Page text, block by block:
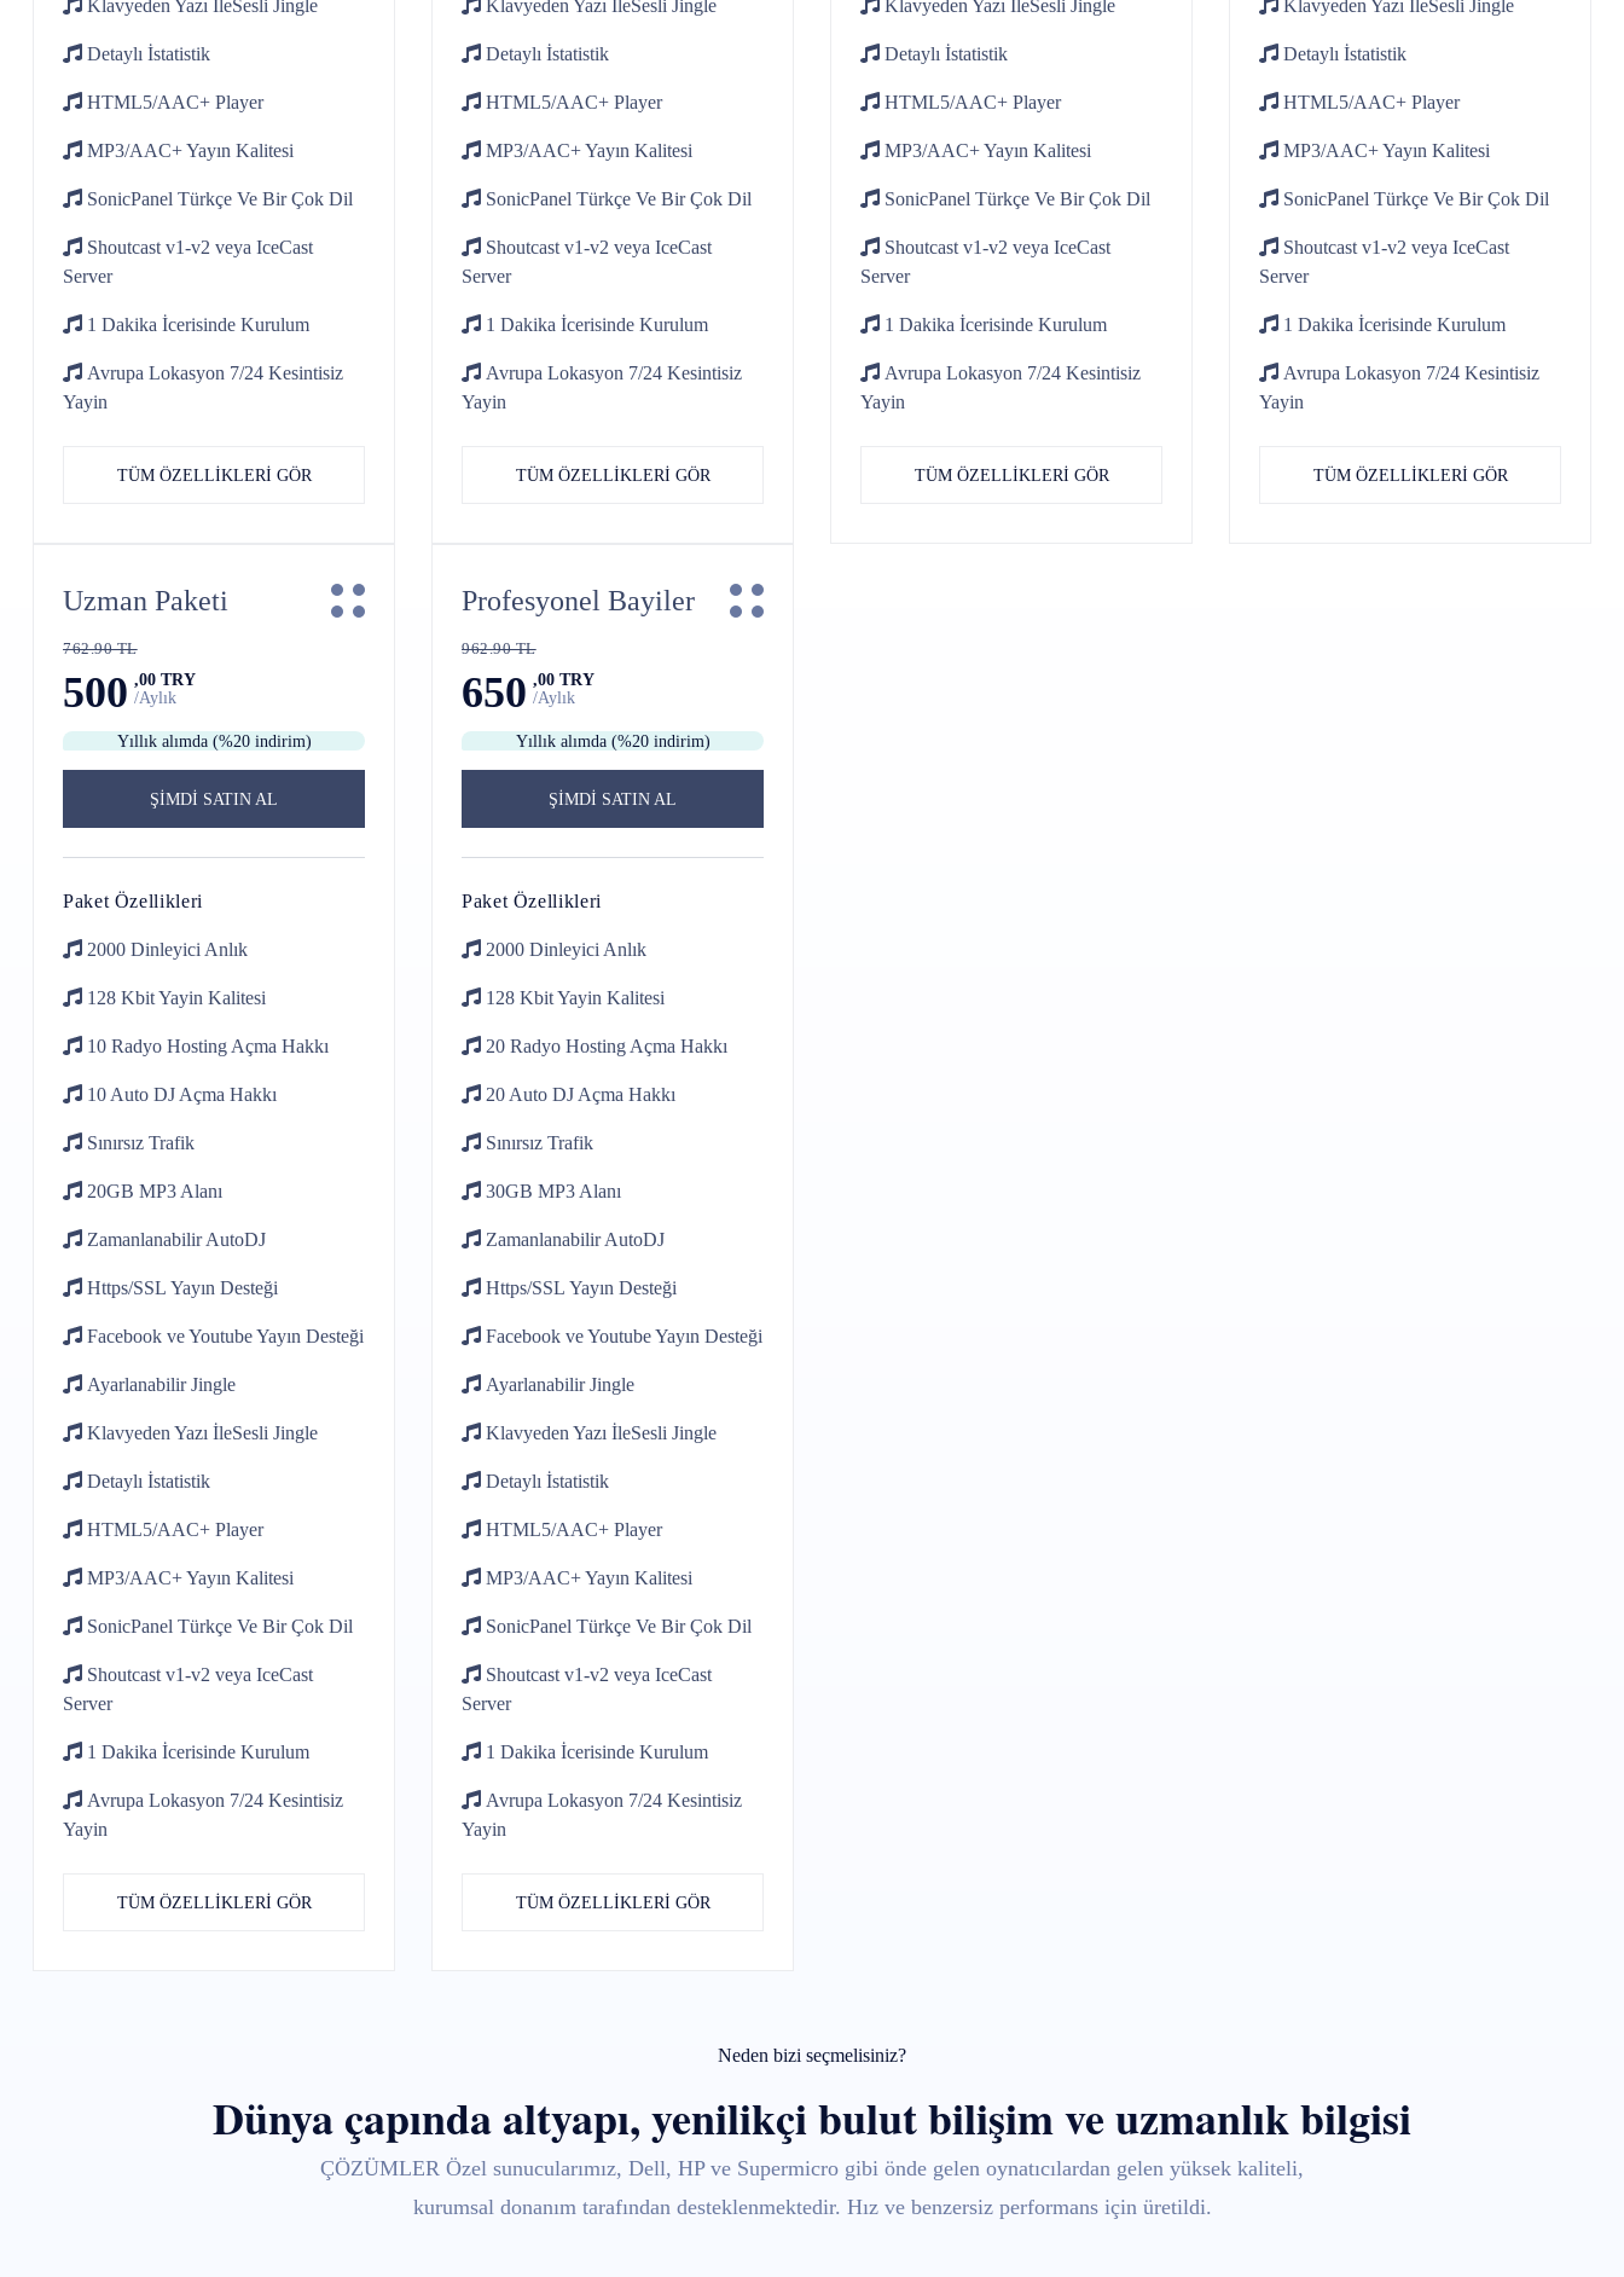
Klavyeden Yazı İleSesli Jingle
Detaylı İstatistik
HTML5/AAC+ Player
MP3/AAC+Yayın Kalitesi
SonicPanel Türkçe Ve Bir Çok Dil
Shoutcast v1-v2 veya IceCast
Server
1 Dakika İcerisinde Kurulum
Avrupa Lokasyon 7/24 Kesintisiz
Yayin
TÜM ÖZELLİKLERİ GÖR
Klavyeden Yazı İleSesli Jingle
Detaylı İstatistik
HTML5/AAC+ Player
MP3/AAC+Yayın Kalitesi
SonicPanel Türkçe Ve Bir Çok Dil
Shoutcast v1-v2 veya IceCast
Server
1 Dakika İcerisinde Kurulum
Avrupa Lokasyon 7/24 Kesintisiz
Yayin
TÜM ÖZELLİKLERİ GÖR
Klavyeden Yazı İleSesli Jingle
Detaylı İstatistik
HTML5/AAC+ Player
MP3/AAC+Yayın Kalitesi
SonicPanel Türkçe Ve Bir Çok Dil
Shoutcast v1-v2 veya IceCast
Server
1 Dakika İcerisinde Kurulum
Avrupa Lokasyon 7/24 Kesintisiz
Yayin
TÜM ÖZELLİKLERİ GÖR
Klavyeden Yazı İleSesli Jingle
Detaylı İstatistik
HTML5/AAC+ Player
MP3/AAC+Yayın Kalitesi
SonicPanel Türkçe Ve Bir Çok Dil
Shoutcast v1-v2 veya IceCast
Server
1 Dakika İcerisinde Kurulum
Avrupa Lokasyon 7/24 Kesintisiz
Yayin
TÜM ÖZELLİKLERİ GÖR
Uzman Paketi
762.90 TL
500 ,00 TRY
/Aylık
Yıllık alımda (%20 indirim)
ŞİMDİ SATIN AL
Paket Özellikleri
2000 Dinleyici Anlık
128 KbitYayin Kalitesi
10 Radyo Hosting Açma Hakkı
10 Auto DJ Açma Hakkı
Sınırsız Trafik
20GB MP3 Alanı
ZamanlanabilirAutoDJ
Https/SSL Yayın Desteği
Facebook ve YoutubeYayın Desteği
AyarlanabilirJingle
Klavyeden Yazı İleSesli Jingle
Detaylı İstatistik
HTML5/AAC+ Player
MP3/AAC+Yayın Kalitesi
SonicPanel Türkçe Ve Bir Çok Dil
Shoutcast v1-v2 veya IceCast
Server
1 Dakika İcerisinde Kurulum
Avrupa Lokasyon 7/24 Kesintisiz
Yayin
TÜM ÖZELLİKLERİ GÖR
Profesyonel Bayiler
962.90 TL
650 ,00 TRY
/Aylık
Yıllık alımda (%20 indirim)
ŞİMDİ SATIN AL
Paket Özellikleri
2000 Dinleyici Anlık
128 KbitYayin Kalitesi
20 Radyo Hosting Açma Hakkı
20 Auto DJ Açma Hakkı
Sınırsız Trafik
30GB MP3 Alanı
ZamanlanabilirAutoDJ
Https/SSL Yayın Desteği
Facebook ve YoutubeYayın Desteği
AyarlanabilirJingle
Klavyeden Yazı İleSesli Jingle
Detaylı İstatistik
HTML5/AAC+ Player
MP3/AAC+Yayın Kalitesi
SonicPanel Türkçe Ve Bir Çok Dil
Shoutcast v1-v2 veya IceCast
Server
1 Dakika İcerisinde Kurulum
Avrupa Lokasyon 7/24 Kesintisiz
Yayin
TÜM ÖZELLİKLERİ GÖR
Neden bizi seçmelisiniz?
Dünya çapında altyapı, yenilikçi bulut bilişim ve uzmanlık bilgisi
ÇÖZÜMLER Özel sunucularımız, Dell, HP ve Supermicro gibi önde gelen oynatıcılardan gelen yüksek kaliteli,
kurumsal donanım tarafından desteklenmektedir. Hız ve benzersiz performans için üretildi.